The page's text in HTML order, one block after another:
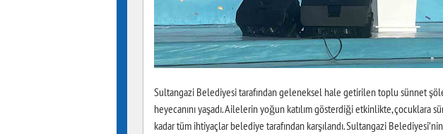
Sultangazi Belediyesi tarafından geleneksel hale getirilen toplu sünnet
heyecanını yaşadı. Ailelerin yoğun katılım gösterdiği etkinlikte, çocuklara
kadar tüm ihtiyaçlar belediye tarafından karşılandı. Sultangazi